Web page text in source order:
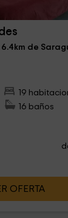
de
19
16 baños
OFERTA